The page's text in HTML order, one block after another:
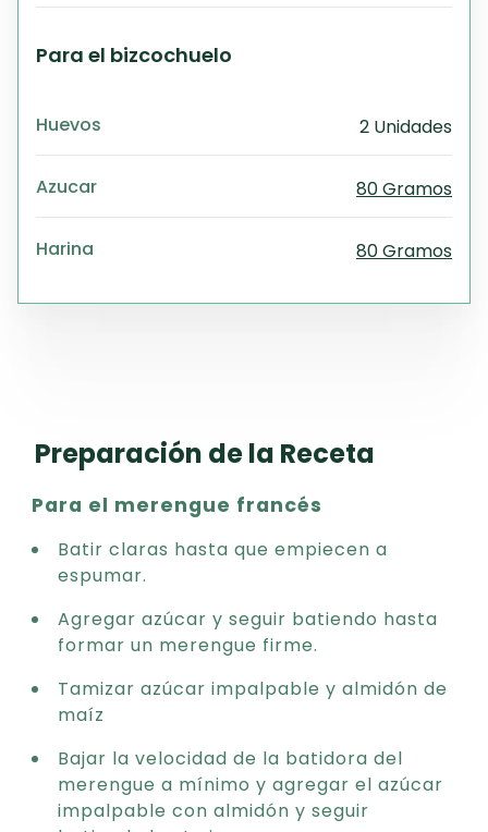
Para el bizcochuelo
Huevos 2 Unidades
Azucar 80 Gramos
Harina 80 Gramos
Preparación de la Receta
Para el merengue francés
Batir claras hasta que empiecen a
espumar.
Agregar azúcar y seguir batiendo hasta
formar un merengue firme.
Tamizar azúcar impalpable y almidón de
maíz
Bajar la velocidad de la batidora del
merengue a mínimo y agregar el azúcar
impalpable con almidón y seguir